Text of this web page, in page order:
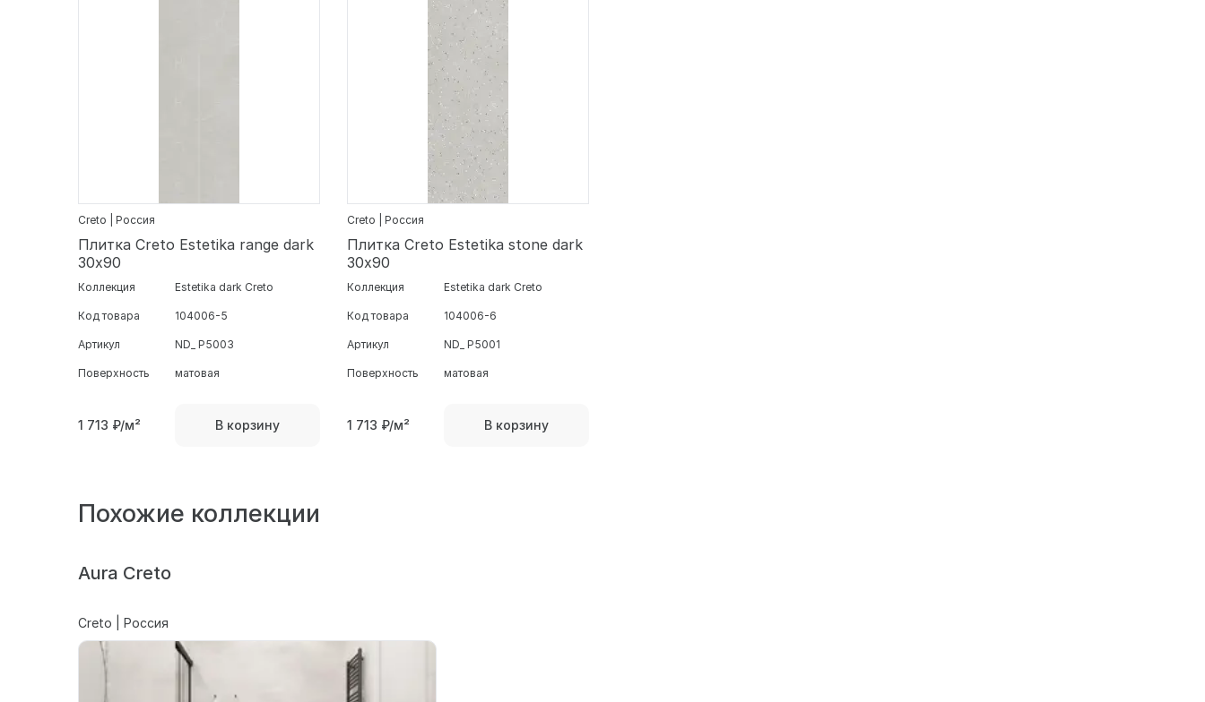
Creto | Россия
Плитка Creto Estetika range dark
30х90
Коллекция Estetika dark Creto
Код товара 104006-5
Артикул ND_ P5003
Поверхность матовая
1 713 ₽/м² В корзину
Creto | Россия
Плитка Creto Estetika stone dark
30х90
Коллекция Estetika dark Creto
Код товара 104006-6
Артикул ND_ P5001
Поверхность матовая
1 713 ₽/м² В корзину
Похожие коллекции
Aura Creto
Creto | Россия